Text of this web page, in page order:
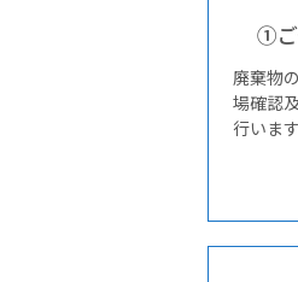
①ご
廃棄物
場確認
行います